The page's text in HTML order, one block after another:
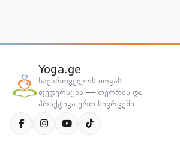
Yoga.ge
საქართველოს იოგას
ფედერაცია — თეორია და
პრაქტიკა ერთ სივრცეში.